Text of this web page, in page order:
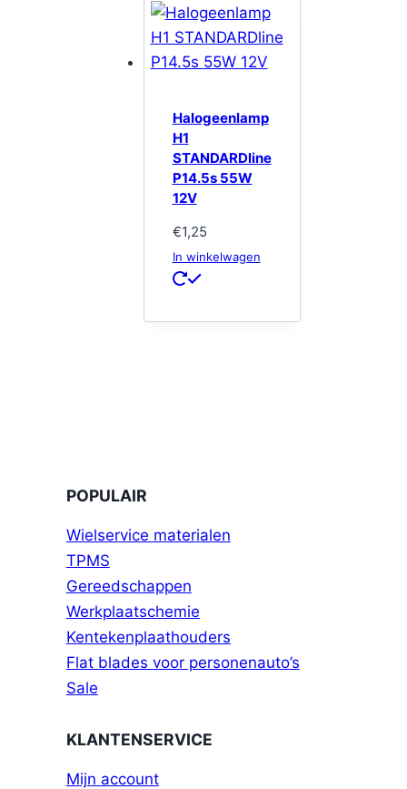
Halogeenlamp
H1
STANDARDline
P14.5s 55W
12V
€1,25
In winkelwagen
POPULAIR
Wielservice materialen
TPMS
Gereedschappen
Werkplaatschemie
Kentekenplaathouders
Flat blades voor personenauto’s
Sale
KLANTENSERVICE
Mijn account